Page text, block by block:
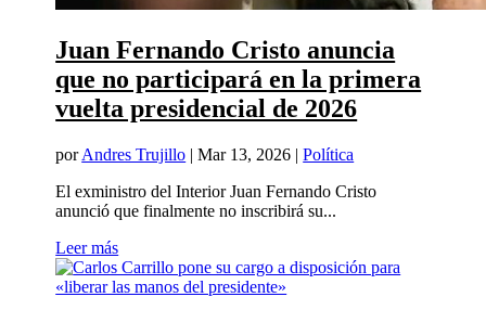
Juan Fernando Cristo anuncia
que no participará en la primera
vuelta presidencial de 2026
porAndres Trujillo |Mar 13, 2026 |Política
El exministro del Interior Juan Fernando Cristo
anunció que finalmente no inscribirá su...
Leer más